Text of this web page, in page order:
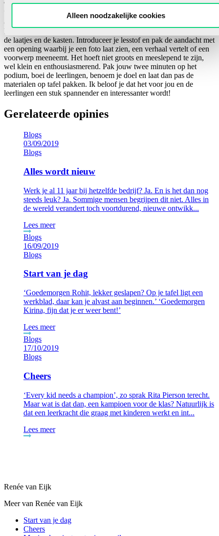
Alleen noodzakelijke cookies
Tip 6
Varieer, wees verrassend en creatief! Niet alleen in je afsluiting en je
overgang, maar ook in de opening van de nieuwe les. Laat die
boeken, werkboeken, schriften, potloden en wisbordjes nog even in
de laatjes en de kasten. Introduceer je lesstof en pak de aandacht met
een opening waarbij je een foto laat zien, een verhaal vertelt of een
voorwerp meeneemt. Het hoeft niet groots en meeslepend te zijn,
wel klein en enthousiasmerend. Pak jouw twee minuten op het
podium, boei de leerlingen, benoem je doel en laat dan pas de
materialen op tafel pakken. Ik beloof je dat het voor jou en de
leerlingen een stuk spannender en interessanter wordt!
Gerelateerde opinies
03/09/2019
Blogs
Alles wordt nieuw
Werk je al 11 jaar bij hetzelfde bedrijf? Ja. En is het dan nog
steeds leuk? Ja. Sommige mensen begrijpen dit niet. Alles in
de wereld verandert toch voortdurend, nieuwe ontwikk...
Lees meer
16/09/2019
Blogs
Start van je dag
‘Goedemorgen Rohit, lekker geslapen? Op je tafel ligt een
werkblad, daar kan je alvast aan beginnen.’ ‘Goedemorgen
Kirina, fijn dat je er weer bent!’
Lees meer
17/10/2019
Blogs
Cheers
‘Every kid needs a champion’, zo sprak Rita Pierson terecht.
Maar wat is dat dan, een kampioen voor de klas? Natuurlijk is
dat een leerkracht die graag met kinderen werkt en int...
Lees meer
Renée van Eijk
Meer van Renée van Eijk
Start van je dag
Cheers